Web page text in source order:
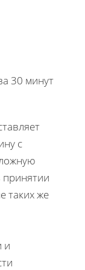
30 минут
с
принятии
таких же
и